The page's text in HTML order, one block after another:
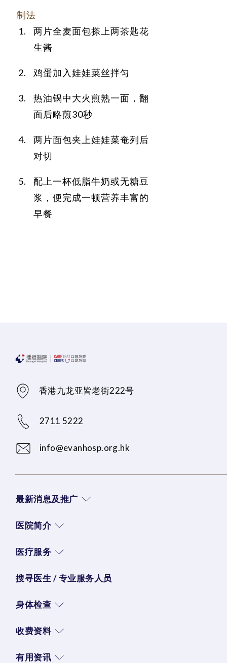
制法
两片全麦面包搽上两茶匙花
生酱
鸡蛋加入娃娃菜丝拌匀
热油锅中大火煎熟一面，翻
面后略煎30秒
两片面包夹上娃娃菜奄列后
对切
配上一杯低脂牛奶或无糖豆
浆，便完成一顿营养丰富的
早餐
香港九龙亚皆老街222号
2711 5222
info@evanhosp.org.hk
最新消息及推广
医院简介
医疗服务
搜寻医生 / 专业服务人员
身体检查
收费资料
有用资讯